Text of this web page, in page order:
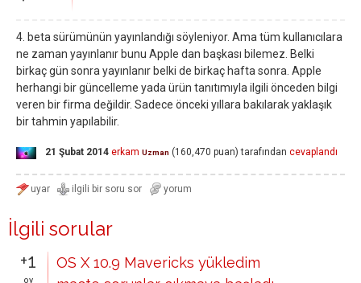
4. beta sürümünün yayınlandığı söyleniyor. Ama tüm kullanıcılara
ne zaman yayınlanır bunu Apple dan başkası bilemez. Belki
birkaç gün sonra yayınlanır belki de birkaç hafta sonra. Apple
herhangi bir güncelleme yada ürün tanıtımıyla ilgili önceden bilgi
veren bir firma değildir. Sadece önceki yıllara bakılarak yaklaşık
bir tahmin yapılabilir.
21 Şubat 2014 erkam Uzman (160,470 puan) tarafından cevaplandı
İlgili sorular
+1
oy
OS X 10.9 Mavericks yükledim